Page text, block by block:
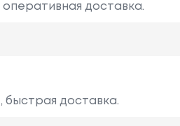
доставка.
быстрая доставка.